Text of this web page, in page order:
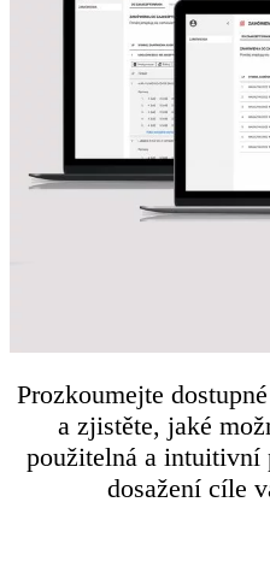
Prozkoumejte
a zjistěte, jaké
použitelná a intuitivní
dosažení cíle